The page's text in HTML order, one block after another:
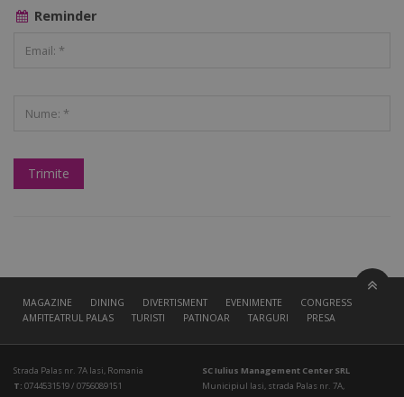
Reminder
MAGAZINE DINING DIVERTISMENT EVENIMENTE
CONGRESS HALL
AMFITEATRUL PALAS
TURISTI PATINOAR TARGURI PRESA
Strada Palas nr. 7A Iasi, Romania
T: 0744531519 / 0756089151
SC Iulius Management Center SRL
Municipiul Iasi, strada Palas nr. 7A,